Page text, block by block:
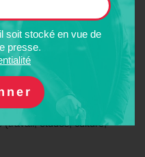
soit stocké en vue de
presse.
d’investissements sur les
publics. Enfin
doter de transports publics
de l’ARDSL : «
grâce à son tram ». Cet
Annéciens, même s’ils
de se rendre à Annecy
(travail, études, culture,